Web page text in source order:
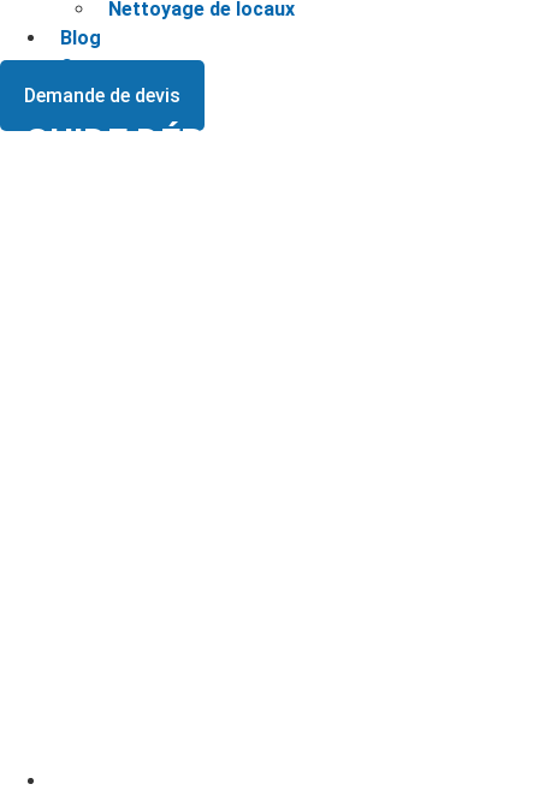
Nettoyage de locaux
Blog
Contact
Demande de devis
GUIDE DÉBARRAS LOGEMENT